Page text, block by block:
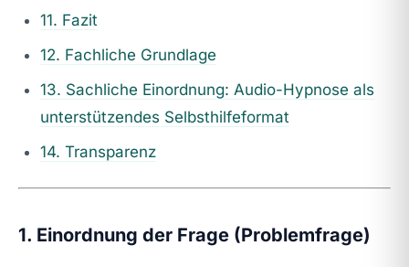
11. Fazit
12. Fachliche Grundlage
13. Sachliche Einordnung: Audio-Hypnose als
unterstützendes Selbsthilfeformat
14. Transparenz
1. Einordnung der Frage (Problemfrage)